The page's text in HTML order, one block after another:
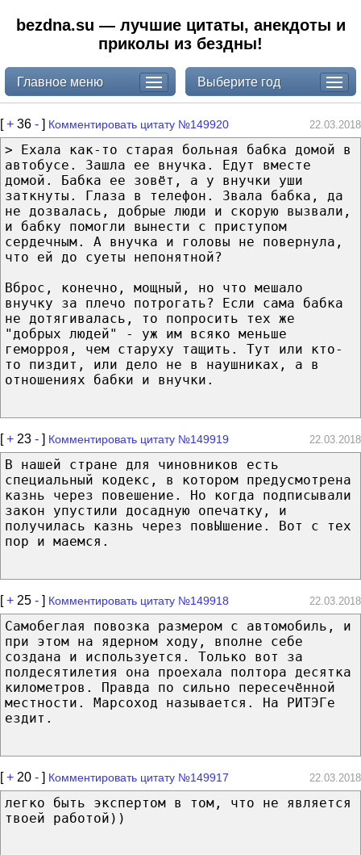
bezdna.su — лучшие цитаты, анекдоты и
приколы из бездны!
Главное меню Выберите год
[+ 36 - ] Комментировать цитату №149920 22.03.2018
> Ехала как-то старая больная бабка домой в
автобусе. Зашла ее внучка. Едут вместе
домой. Бабка ее зовёт, а у внучки уши
заткнуты. Глаза в телефон. Звала бабка, да
не дозвалась, добрые люди и скорую вызвали,
и бабку помогли вынести с приступом
сердечным. А внучка и головы не повернула,
что ей до суеты непонятной?
Вброс, конечно, мощный, но что мешало
внучку за плечо потрогать? Если сама бабка
не дотягивалась, то попросить тех же
"добрых людей" - уж им всяко меньше
геморроя, чем старуху тащить. Тут или кто-
то пиздит, или дело не в наушниках, а в
отношениях бабки и внучки.
[+ 23 - ] Комментировать цитату №149919 22.03.2018
В нашей стране для чиновников есть
специальный кодекс, в котором предусмотрена
казнь через повешение. Но когда подписывали
закон упустили досадную опечатку, и
получилась казнь через повЫшение. Вот с тех
пор и маемся.
[+ 25 - ] Комментировать цитату №149918 22.03.2018
Самобеглая повозка размером с автомобиль, и
при этом на ядерном ходу, вполне себе
создана и используется. Только вот за
полдесятилетия она проехала полтора десятка
километров. Правда по сильно пересечённой
местности. Марсоход называется. На РИТЭГе
ездит.
[+ 20 - ] Комментировать цитату №149917 22.03.2018
легко быть экспертом в том, что не является
твоей работой))